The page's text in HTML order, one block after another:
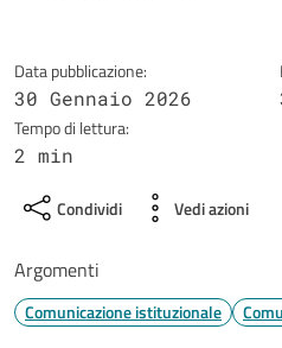
Data pubblicazione:
30 Gennaio 2026
Tempo di lettura:
2 min
Condividi Vedi azioni
Argomenti
Comunicazione istituzionale